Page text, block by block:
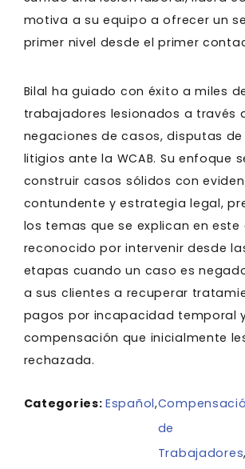
motiva a su equipo a ofrecer un
primer nivel desde el primer
Bilal ha guiado con éxito a miles
trabajadores lesionados a través
negaciones de casos, disputas
litigios ante la WCAB. Su enfoque
construir casos sólidos con
contundente y estrategia legal,
los temas que se explican en este
reconocido por intervenir desde
etapas cuando un caso es
a sus clientes a recuperar
pagos por incapacidad temporal
compensación que inicialmente
rechazada.
Categories:Español,
de
Trabajadores